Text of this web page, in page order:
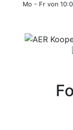
Mo - Fr von